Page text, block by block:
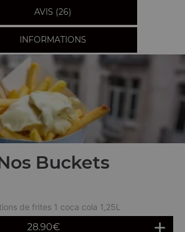
AVIS (26)
INFORMATIONS
Buckets
de frites 1 coca cola 1,25L
28.90€